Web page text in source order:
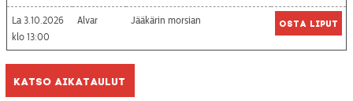
La 3.10.2026
13:00
Alvar Jääkärin morsian Osta liput
Katso aikataulut